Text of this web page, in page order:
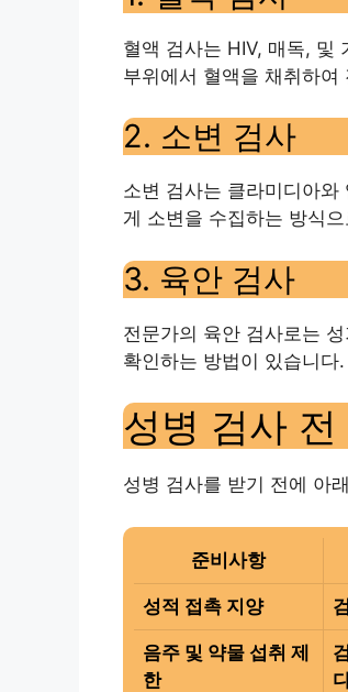
혈액 검사는 HIV, 매독, 및
부위에서 혈액을 채취하여
2. 소변 검사
소변 검사는 클라미디아
게 소변을 수집하는 방식
3. 육안 검사
전문가의 육안 검사로는
확인하는 방법이 있습니
성병 검사
성병 검사를 받기 전에 아
준비사항
성적 접촉 지양
음주 및 약물 섭취 제
한